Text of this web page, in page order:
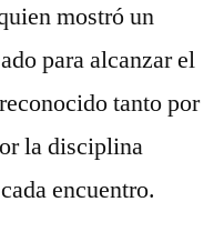
mostró un
para alcanzar el
tanto por
la disciplina
encuentro.